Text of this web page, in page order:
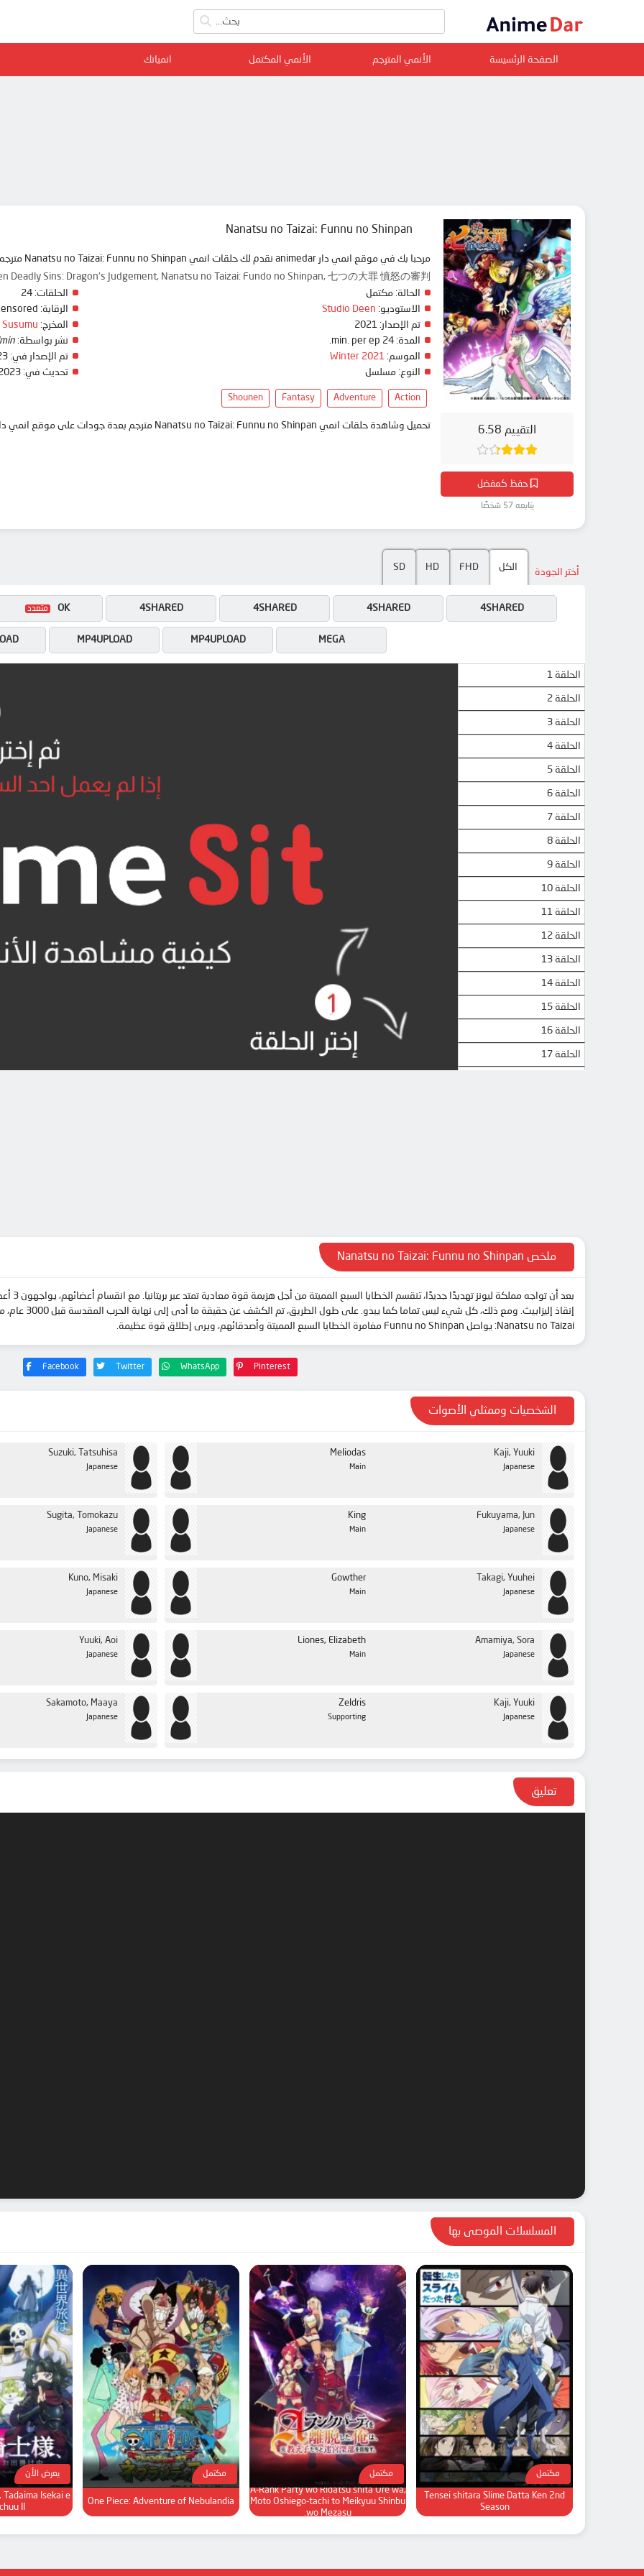
الصفحة الرئسيسة الأنمي المترجم الأنمي المكتمل انمياتك
التقييم 6.58
حفظ كمفضل
يتابعه 57 شخصًا
Nanatsu no Taizai: Funnu no Shinpan
مرحبا بك في موقع انمي دار animedar نقدم لك حلقات انمي Nanatsu no Taizai: Funnu no Shinpan مترجم عربي بجودة عالية على سرفرات متعددة, مشاهدة ممتعة
Deadly Sins: Dragon's Judgement, Nanatsu no Taizai: Fundo no Shinpan, 七つの大罪 憤怒の審判
الحالة: مكتمل
الاستوديو: Studio Deen
تم الإصدار:
المدة:
الموسم: Winter 2021
النوع: مسلسل
الحلقات:
الرقابة:
المخرج: Susumu
نشر بواسطة:
تم الإصدار في:
تحديث في:
Action
Adventure
Fantasy
Shounen
تحميل وشاهدة حلقات انمي Nanatsu no Taizai: Funnu no Shinpan مترجم بعدة جودات على موقع انمي دار - animedar
أختر الجودة الكل FHD
HD
SD
OK 4SHARED
MP4UPLOAD
4SHARED
MP4UPLOAD
4SHARED
MEGA
4SHARED
الحلقة 1
الحلقة 2
الحلقة 3
الحلقة 4
الحلقة 5
الحلقة 6
الحلقة 7
الحلقة 8
الحلقة 9
الحلقة 10
الحلقة 11
الحلقة 12
الحلقة 13
الحلقة 14
الحلقة 15
الحلقة 16
الحلقة 17
ملخص Nanatsu no Taizai: Funnu no Shinpan
بعد
إنقاذ
Nanatsu no Taizai: يواصل Funnu no Shinpan مغامرة الخطايا السبع المميتة وأصدقائهم، ويرى إطلاق قوة عظيمة.
Facebook Twitter WhatsApp Pinterest
الشخصيات وممثلي الأصوات
Suzuki, Tatsuhisa
Japanese
Meliodas
Main
Kaji, Yuuki
Japanese
Sugita, Tomokazu
Japanese
King
Main
Fukuyama, Jun
Japanese
Kuno, Misaki
Japanese
Gowther
Main
Takagi, Yuuhei
Japanese
Yuuki, Aoi
Japanese
Liones, Elizabeth
Main
Amamiya, Sora
Japanese
Sakamoto, Maaya
Japanese
Zeldris
Supporting
Kaji, Yuuki
Japanese
تعليق
المسلسلات الموصى بها
مكتمل
Tensei shitara Slime Datta Ken 2nd
Season
مكتمل
A-Rank Party wo Ridatsu shita Ore wa,
Moto Oshiego-tachi to Meikyuu Shinbu
wo Mezasu.
مكتمل
One Piece: Adventure of Nebulandia
يعرض الأن
Tadaima Isekai e
II